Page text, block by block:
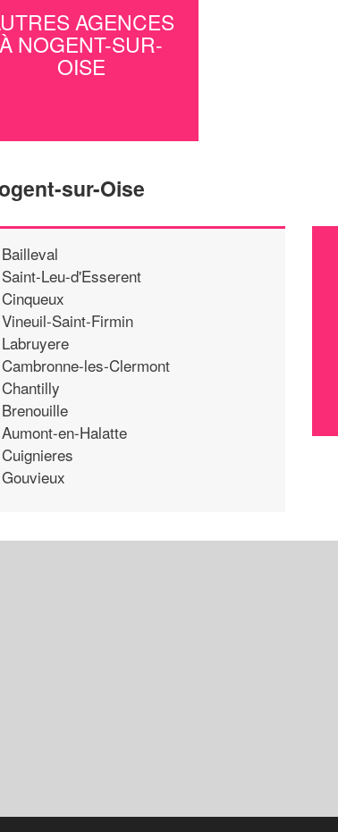
AGENCES
À NOGENT-SUR-
OISE
sur-Oise
Bailleval
Saint-Leu-d'Esserent
Cinqueux
Vineuil-Saint-Firmin
Labruyere
Cambronne-les-Clermont
Chantilly
Brenouille
Aumont-en-Halatte
Cuignieres
Gouvieux